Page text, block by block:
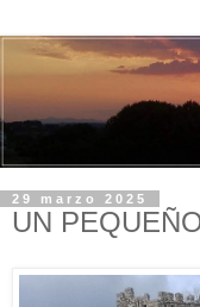
29 marzo 2025
UN